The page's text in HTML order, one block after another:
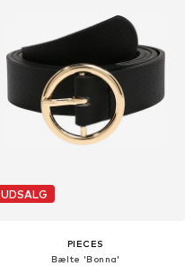
UDSALG
PIECES
Bælte 'Bonna'